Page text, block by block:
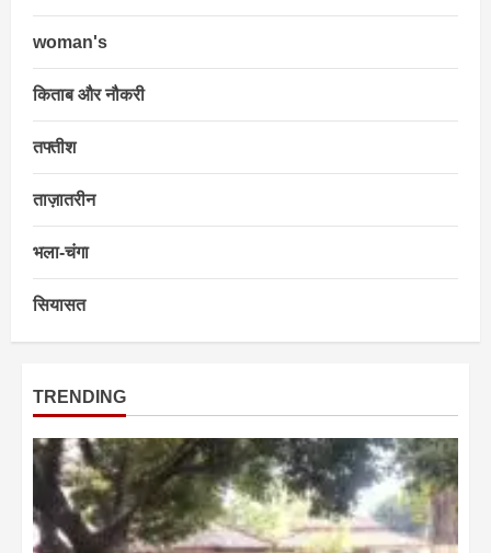
woman's
किताब और नौकरी
तफ्तीश
ताज़ातरीन
भला-चंगा
सियासत
TRENDING